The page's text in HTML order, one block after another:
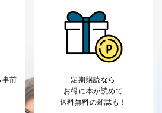
の「開示」「訂正」等の請求につ
開示対象個人情報について利用目的
場合には、遅滞なくこれに応じま
うことはできません。そのとき
その旨を通知するとともに、理由を
事前
定期購読なら
お得に本が読めて
送料無料の雑誌も！